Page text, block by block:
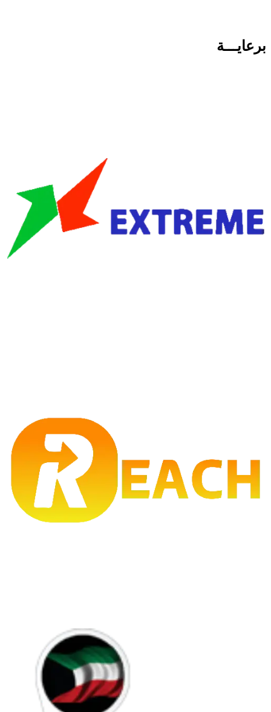
برعايـــة